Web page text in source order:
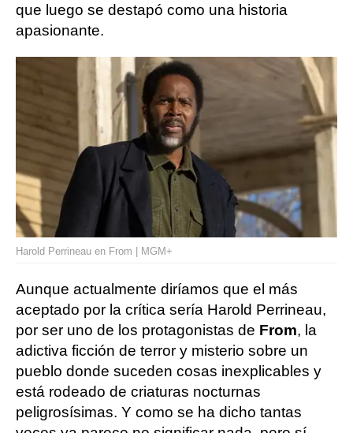
que luego se destapó como una historia
apasionante.
Harold Perrineau en From | MGM+
Aunque actualmente diríamos que el más
aceptado por la crítica sería Harold Perrineau,
por ser uno de los protagonistas de From, la
adictiva ficción de terror y misterio sobre un
pueblo donde suceden cosas inexplicables y
está rodeado de criaturas nocturnas
peligrosísimas. Y como se ha dicho tantas